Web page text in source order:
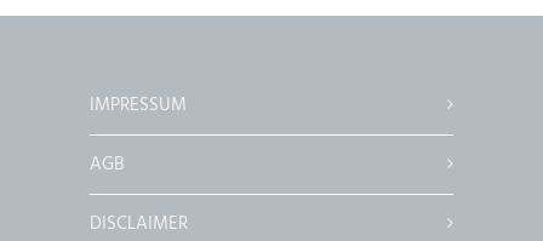
IMPRESSUM
AGB
DISCLAIMER